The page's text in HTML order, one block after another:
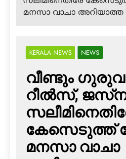
മനസാ വാചാ അറിയാത്ത
KERALA NEWS NEWS
വീണ്ടും
റീല്‍സ്,
കേസെടുത്ത്
മനസാ വാചാ